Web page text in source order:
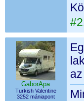
GaborApa
Turkish Valentine
3252 mániapont